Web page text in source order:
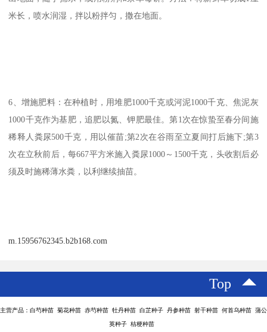
米长，喷水润湿，拌以粉拌匀，撒在地面。
6、增施肥料：在种植时，用堆肥1000千克或河泥1000千克、焦泥灰
1000千克作为基肥，追肥以氮、钾肥最佳。第1次在惊蛰至春分间施
稀释人粪尿500千克，用以催苗;第2次在谷雨至立夏间打后施下;第3
次在立秋前后，每667平方米施入粪尿1000～1500千克，头收割后必
须及时施稀薄水粪，以利继续抽苗。
m.15956762345.b2b168.com
Top
主营产品：白芍种苗 菊花种苗 赤芍种苗 牡丹种苗 白芷种子 丹参种苗 射干种苗 何首乌种苗 蒲公
英种子 桔梗种苗